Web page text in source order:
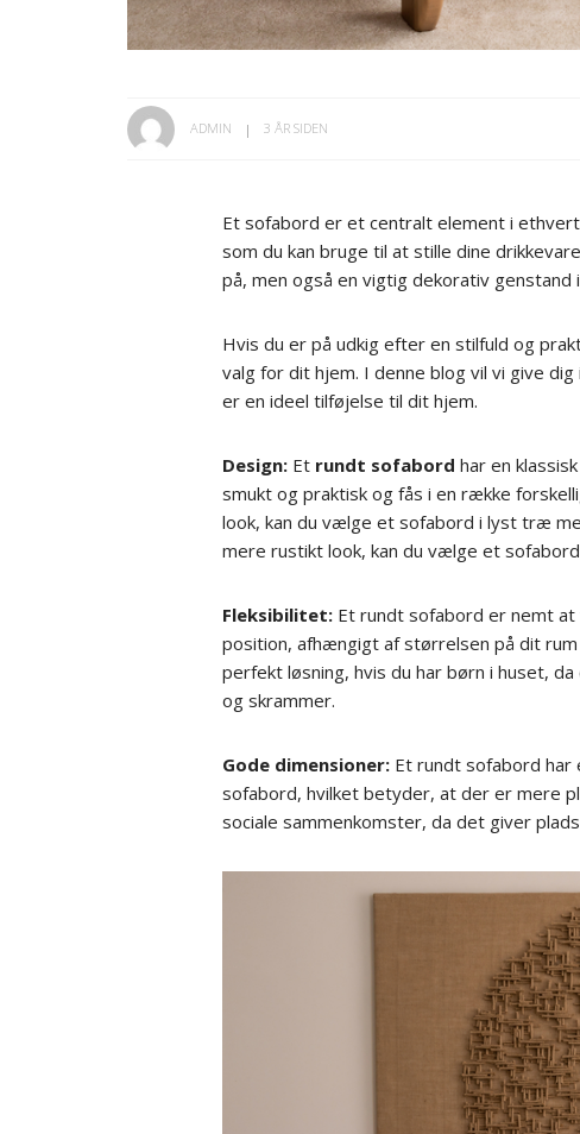
ADMIN 3 ÅR SIDEN
Et sofabord er et centralt element i
som du kan bruge til at stille dine
på, men også en vigtig dekorativ genstand
Hvis du er på udkig efter en stilfuld og
valg for dit hjem. I denne blog vil vi give
er en ideel tilføjelse til dit hjem.
Design: Et rundt sofabord har en
smukt og praktisk og fås i en række
look, kan du vælge et sofabord i lyst træ
mere rustikt look, kan du vælge et
Fleksibilitet: Et rundt sofabord er nemt at
position, afhængigt af størrelsen på dit
perfekt løsning, hvis du har børn i huset,
og skrammer.
Gode dimensioner: Et rundt sofabord
sofabord, hvilket betyder, at der er mere
sociale sammenkomster, da det giver